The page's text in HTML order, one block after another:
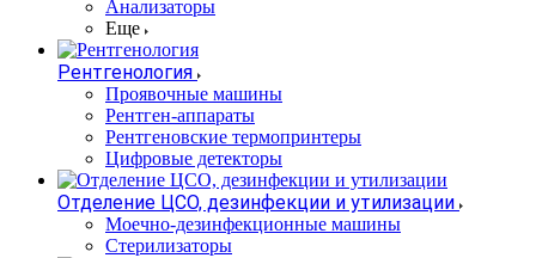
Анализаторы
Еще
Рентгенология
Проявочные машины
Рентген-аппараты
Рентгеновские термопринтеры
Цифровые детекторы
Отделение ЦСО, дезинфекции и утилизации
Моечно-дезинфекционные машины
Стерилизаторы